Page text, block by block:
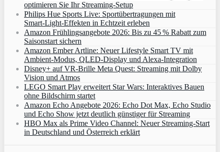
optimieren Sie Ihr Streaming-Setup
Philips Hue Sports Live: Sportübertragungen mit
Smart‑Light‑Effekten in Echtzeit erleben
Amazon Frühlingsangebote 2026: Bis zu 45 % Rabatt zum
Saisonstart sichern
Amazon Ember Artline: Neuer Lifestyle Smart TV mit
Ambient‑Modus, QLED‑Display und Alexa‑Integration
Disney+ auf VR-Brille Meta Quest: Streaming mit Dolby
Vision und Atmos
LEGO Smart Play erweitert Star Wars: Interaktives Bauen
ohne Bildschirm startet
Amazon Echo Angebote 2026: Echo Dot Max, Echo Studio
und Echo Show jetzt deutlich günstiger für Streaming
HBO Max als Prime Video Channel: Neuer Streaming‑Start
in Deutschland und Österreich erklärt